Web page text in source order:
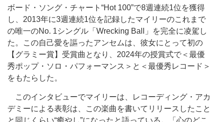
ボード・ソング・チャート“Hot 100”で8週連続1位を獲得
し、2013年に3週連続1位を記録したマイリーのこれまで
の唯一のNo. 1シングル「Wrecking Ball」を完全に凌駕し
た。この自己愛を謳ったアンセムは、彼女にとって初の
【グラミー賞】受賞曲となり、2024年の授賞式で＜最優
秀ポップ・ソロ・パフォーマンス＞と＜最優秀レコード＞
をもたらした。
このインタビューでマイリーは、レコーディング・アカ
デミーによる表彰は、この楽曲を書いてリリースしたこと
と同じくらい“癒やし”になったと語っている。「心のどこ